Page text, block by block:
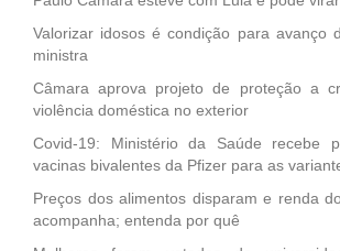
Valorizar idosos é condição para avanço
ministra
Câmara aprova projeto de proteção a
violência doméstica no exterior
Covid-19: Ministério da Saúde recebe
vacinas bivalentes da Pfizer para as
Preços dos alimentos disparam e renda
acompanha; entenda por quê